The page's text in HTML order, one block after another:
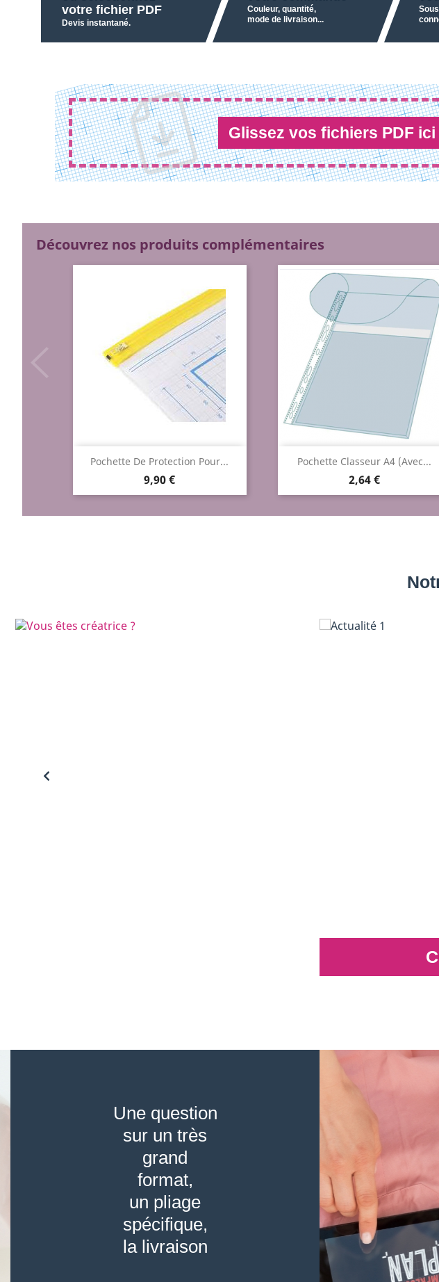
votre fichier PDF
Devis instantané.
Couleur, quantité,
mode de livraison...
Glissez vos fichiers PDF
Découvrez nos produits complémentaires
Pochette De Protection Pour...
Prix
9,90 €
Aperçu rapide Pochette Classeur A4 (avec...
Prix
2,64 €
Aperçu rapide
Une question
sur un très
grand
format,
un pliage
spécifique,
la livraison